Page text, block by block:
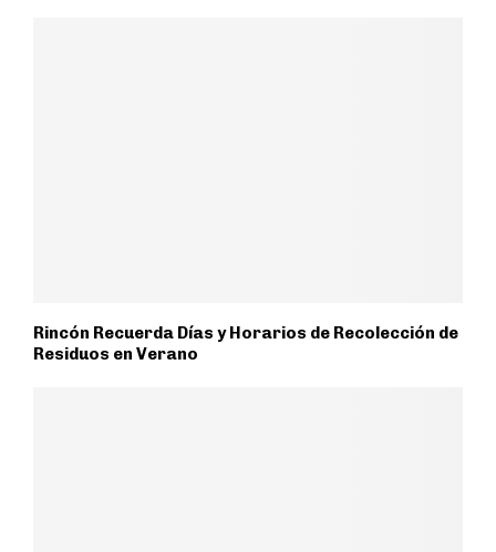
Rincón Recuerda Días y Horarios de Recolección de
Residuos en Verano